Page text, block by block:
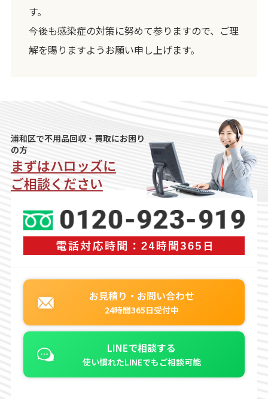
す。
今後も感染症の対策に努めて参りますので、ご理
解を賜りますようお願い申し上げます。
浦和区で不用品回収・買取にお困り
の方
まずはハロッズに
ご相談ください
お見積り・お問い合わせ
24時間365日受付中
LINEで相談する
使い慣れたLINEでもご相談可能